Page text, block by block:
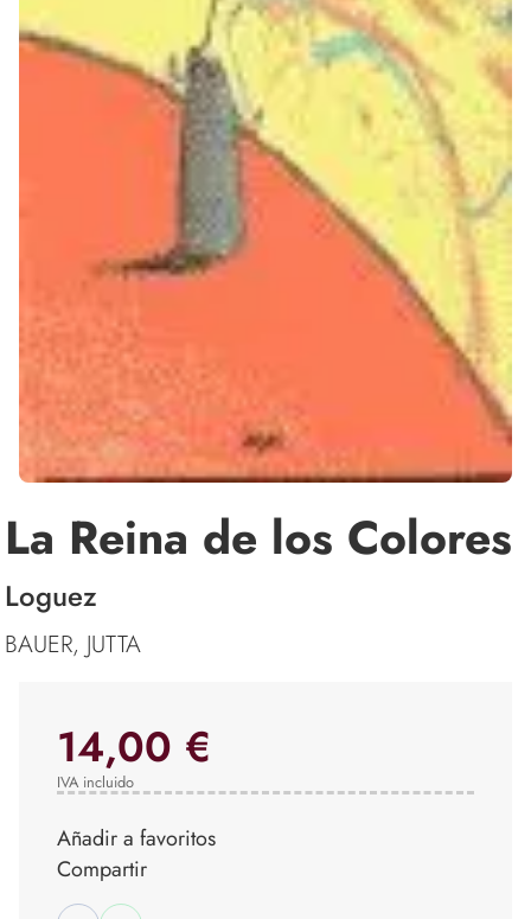
La Reina de los Colores
Loguez
BAUER, JUTTA
14,00 €
IVA incluido
Añadir a favoritos
Compartir